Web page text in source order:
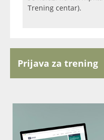
Trening centar).
Prijava za trening